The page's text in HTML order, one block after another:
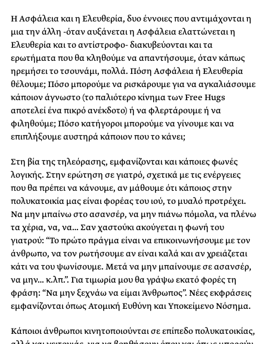
Η Ασφάλεια και η Ελευθερία, δυο έννοιες που αντιμάχονται η
μια την άλλη -όταν αυξάνεται η Ασφάλεια ελαττώνεται η
Ελευθερία και το αντίστροφο- διακυβεύονται και τα
ερωτήματα που θα κληθούμε να απαντήσουμε, όταν κάπως
ηρεμήσει το τσουνάμι, πολλά. Πόση Ασφάλεια ή Ελευθερία
θέλουμε; Πόσο μπορούμε να ρισκάρουμε για να αγκαλιάσουμε
κάποιον άγνωστο (το παλιότερο κίνημα των Free Hugs
αποτελεί ένα πικρό ανέκδοτο) ή να φλερτάρουμε ή να
φιληθούμε; Πόσο κατήγοροι μπορούμε να γίνουμε και να
επιπλήξουμε αυστηρά κάποιον που το κάνει;
Στη βία της τηλεόρασης, εμφανίζονται και κάποιες φωνές
λογικής. Στην ερώτηση σε γιατρό, σχετικά με τις ενέργειες
που θα πρέπει να κάνουμε, αν μάθουμε ότι κάποιος στην
πολυκατοικία μας είναι φορέας του ιού, το μυαλό προτρέχει.
Να μην μπαίνω στο ασανσέρ, να μην πιάνω πόμολα, να πλένω
τα χέρια, να, να… Σαν χαστούκι ακούγεται η φωνή του
γιατρού: “Το πρώτο πράγμα είναι να επικοινωνήσουμε με τον
άνθρωπο, να τον ρωτήσουμε αν είναι καλά και αν χρειάζεται
κάτι να του ψωνίσουμε. Μετά να μην μπαίνουμε σε ασανσέρ,
να μην… κ.λπ.”. Για τιμωρία μου θα γράψω εκατό φορές τη
φράση: “Να μην ξεχνάω να είμαι Άνθρωπος”. Νέες εκφράσεις
εμφανίζονται όπως Ατομική Ευθύνη και Υποκείμενο Νόσημα.
Κάποιοι άνθρωποι κινητοποιούνται σε επίπεδο πολυκατοικίας,